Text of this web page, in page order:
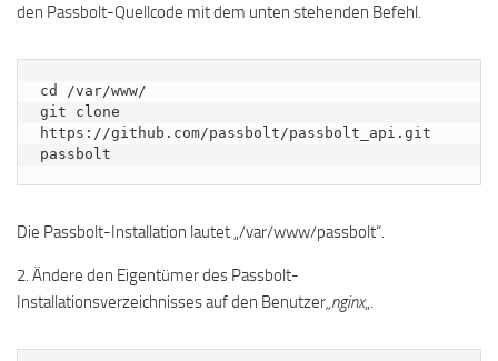
den Passbolt-Quellcode mit dem unten stehenden Befehl.
cd /var/www/
git clone
https://github.com/passbolt/passbolt_api.git
passbolt
Die Passbolt-Installation lautet „/var/www/passbolt“.
2. Ändere den Eigentümer des Passbolt-
Installationsverzeichnisses auf den Benutzer„nginx„.